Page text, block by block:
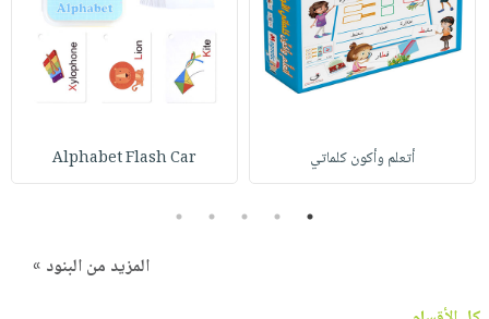
أتعلم وأكون كلماتي Alphabet Flash Car
1
2
3
4
5
المزيد من البنود »